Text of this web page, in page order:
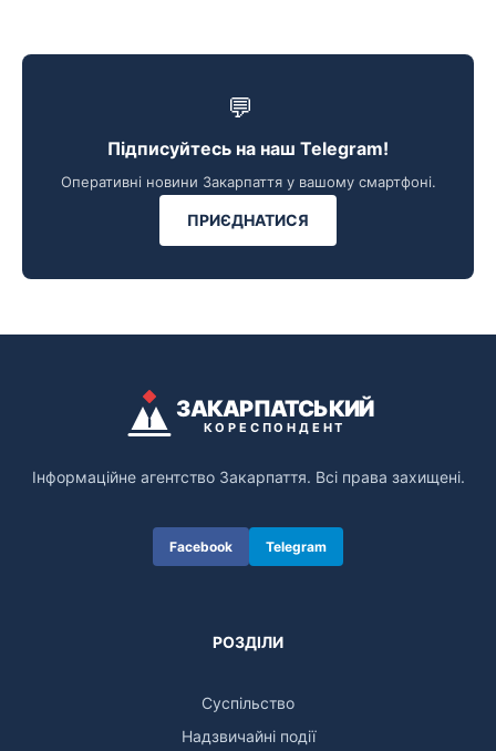
💬
Підписуйтесь на наш Telegram!
Оперативні новини Закарпаття у вашому смартфоні.
ПРИЄДНАТИСЯ
ЗАКАРПАТСЬКИЙ
КОРЕСПОНДЕНТ
Інформаційне агентство Закарпаття. Всі права захищені.
Facebook Telegram
РОЗДІЛИ
Суспільство
Надзвичайні події